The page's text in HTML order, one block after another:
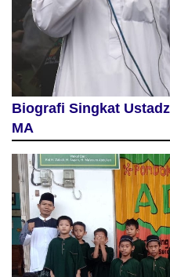
Biografi Singkat
MA